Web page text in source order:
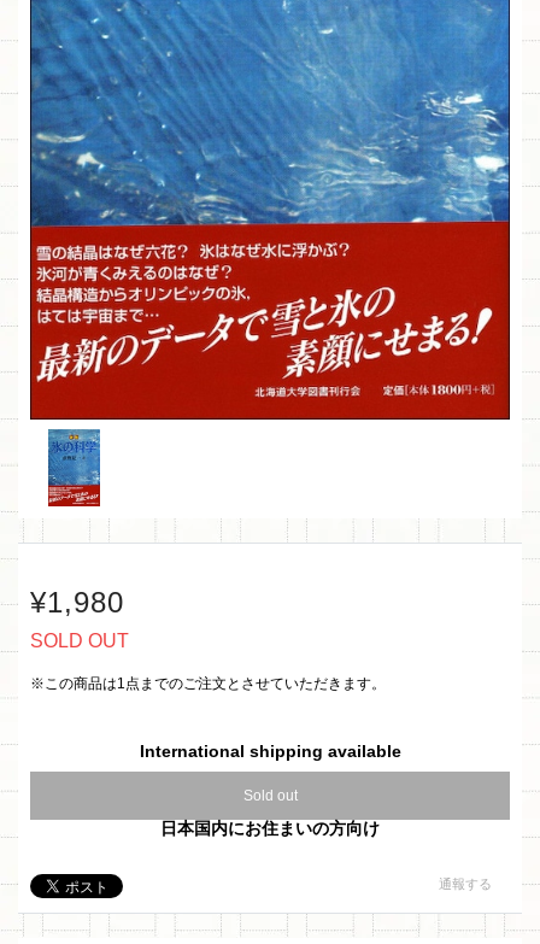
¥1,980
SOLD OUT
※この商品は1点までのご注文とさせていただきます。
International shipping available
Sold out
日本国内にお住まいの方向け
通報する